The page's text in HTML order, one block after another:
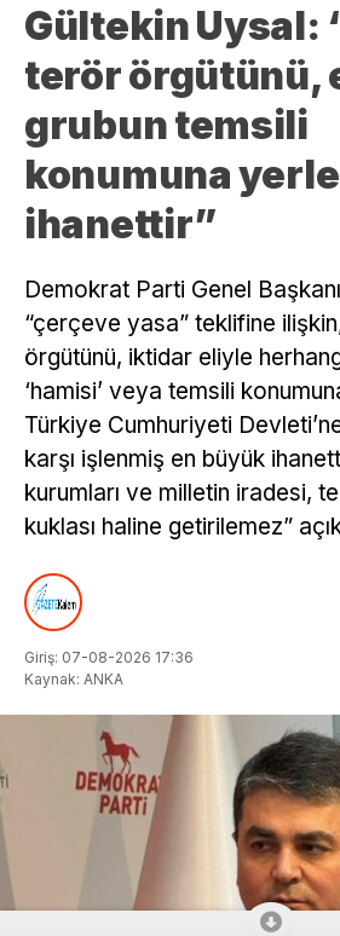
Gültekin Uysal:
terör örgütünü,
grubun temsili
konumuna
ihanettir”
Demokrat Parti Genel
“çerçeve yasa” teklifine
örgütünü, iktidar eliyle
‘hamisi’ veya temsili
Türkiye Cumhuriyeti
karşı işlenmiş en büyük
kurumları ve milletin iradesi,
kuklası haline getirilemez”
Giriş: 07-08-2026 17:36
Kaynak: ANKA